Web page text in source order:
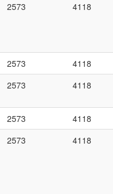
2573 4118
2573
4118
2573 4118
2573
4118
2573 4118